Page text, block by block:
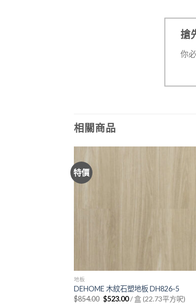
搶
你
相關商品
特價
地板
DEHOME 木紋石塑地板 DH826-5
$854.00 Original
$523.00Current
/ 盒 (22.73平方呎)